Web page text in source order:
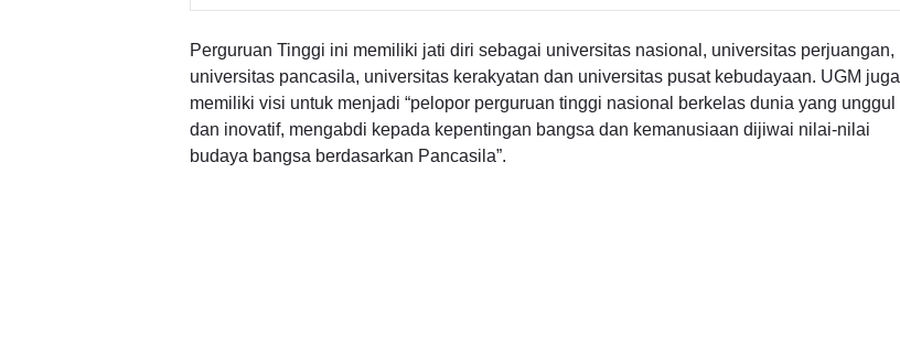
Perguruan Tinggi ini memiliki jati diri sebagai universitas nasional, universitas perjuangan,
universitas pancasila, universitas kerakyatan dan universitas pusat kebudayaan. UGM juga
memiliki visi untuk menjadi “pelopor perguruan tinggi nasional berkelas dunia yang unggul
dan inovatif, mengabdi kepada kepentingan bangsa dan kemanusiaan dijiwai nilai-nilai
budaya bangsa berdasarkan Pancasila”.